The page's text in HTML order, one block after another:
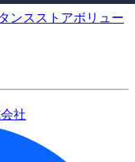
ンスストアボリュー
社